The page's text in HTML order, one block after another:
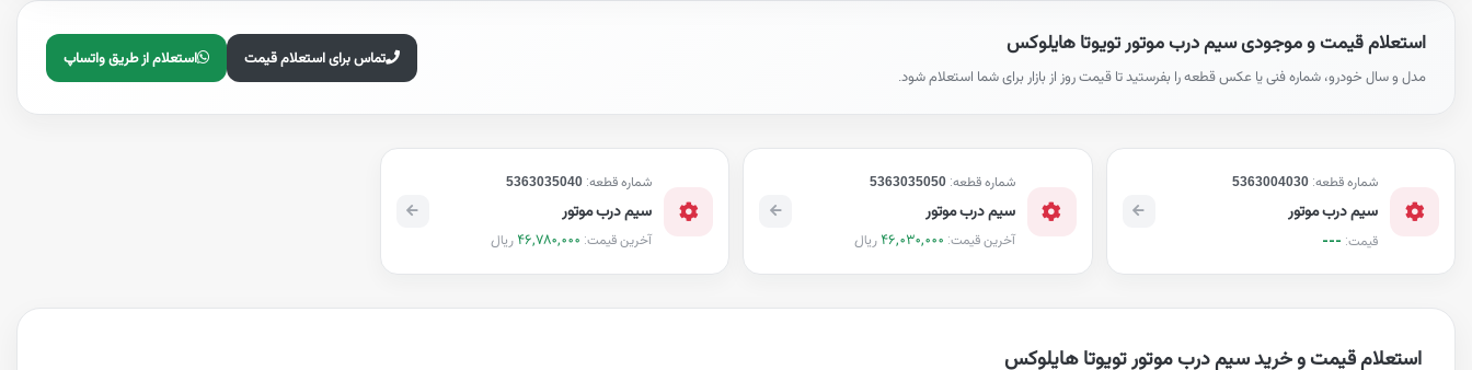
استعلام قیمت و موجودی سیم درب موتور تویوتا هایلوکس
مدل و سال خودرو، شماره فنی یا عکس قطعه را بفرستید تا قیمت روز از بازار برای شما استعلام شود.
تماس برای استعلام قیمت استعلام از طریق واتساپ
شماره قطعه: 5363004030
سیم درب موتور
قیمت: ---
شماره قطعه:5363035050
سیم درب موتور
آخرین قیمت: 46,030,000 ریال
شماره قطعه: 5363035040
سیم درب موتور
آخرین قیمت: 46,780,000 ریال
استعلام قیمت و خرید سیم درب موتور تویوتا هایلوکس